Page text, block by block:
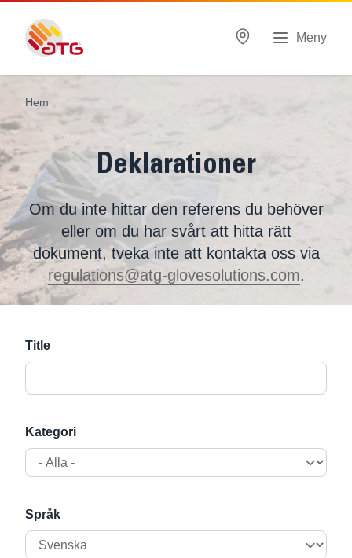
Meny
Hem
Deklarationer
Om du inte hittar den referens du behöver
eller om du har svårt att hitta rätt
dokument, tveka inte att kontakta oss via
regulations@atg-glovesolutions.com.
Filter
Title
Kategori
Språk